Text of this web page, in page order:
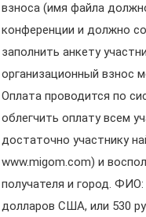
взноса (имя файла
конференции и должно
заполнить анкету
организационный взнос
Оплата проводится по
облегчить оплату всем
достаточно участнику
www.migom.com) и
получателя и город.
долларов США, или 530